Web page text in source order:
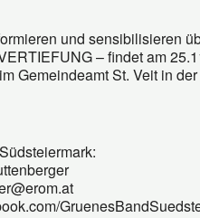
und sensibilisieren
– findet am
Gemeindeamt St. Veit in